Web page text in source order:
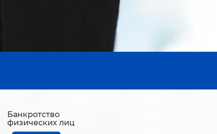
Банкротство
физических лиц